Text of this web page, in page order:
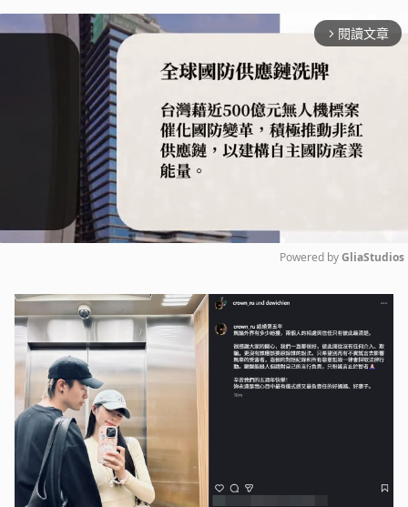
arrow_forward_ios 閱讀文章
Mute
Powered by GliaStudios